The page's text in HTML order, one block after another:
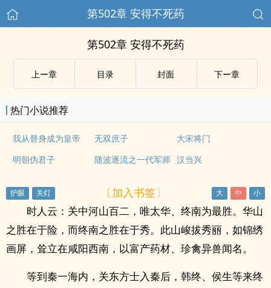
第502章 安得不死药
第502章 安得不死药
上ー章 目录 封面 下ー章
热门小说推荐
我从替身成为皇帝 无双庶子
大宋将门
明朝伪君子
随波逐流之一代军师 汉当兴
〔加入书签〕
时人云：关中河山百二，唯太华、终南为最胜。华山
之胜在于险，而终南之胜在于秀。此山峻拔秀丽，如锦绣
画屏，耸立在咸阳西南，以富产药材、珍禽异兽闻名。
等到秦一海内，关东方士入秦后，韩终、侯生等来终